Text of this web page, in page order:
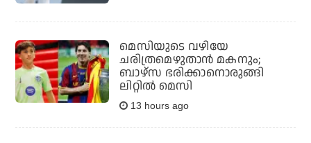
മെസിയുടെ വഴിയേ
ചരിത്രമെഴുതാന്‍ മകനും;
ബാഴ്‌സ ഭരിക്കാനൊരുങ്ങി
ലിറ്റില്‍ മെസി
13 hours ago